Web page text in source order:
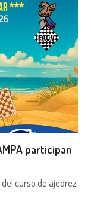
participan
curso de ajedrez